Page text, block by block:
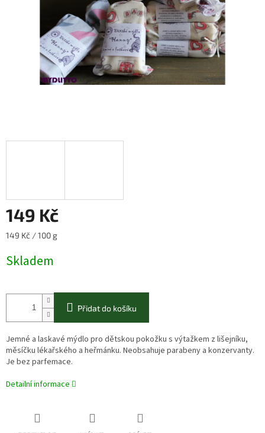
149 Kč
Měrná
149 Kč / 100 g
Skladem
Přidat do košíku
Jemné a laskavé mýdlo pro dětskou pokožku s výtažkem z lišejníku,
měsíčku lékařského a heřmánku. Neobsahuje parabeny a konzervanty.
Je bez parfemace.
Detailní informace